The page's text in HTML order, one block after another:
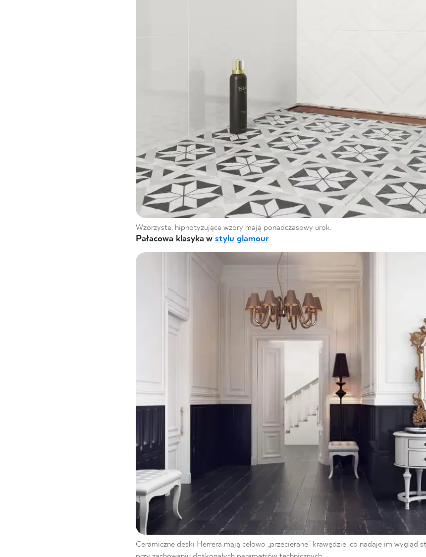
Wzorzyste, hipnotyzujące wzory mają ponadczasowy urok.
Pałacowa klasyka w stylu glamour
Ceramiczne deski Herrera mają celowo „przecierane” krawędzie, co nadaje im wygląd